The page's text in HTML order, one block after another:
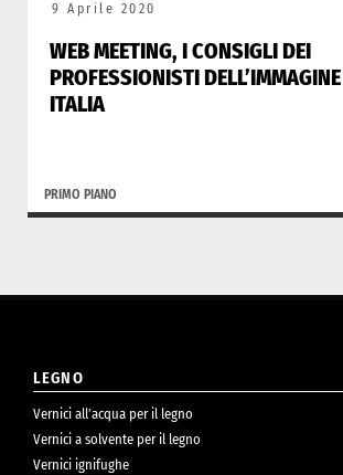
9 Aprile 2020
WEB MEETING, I CONSIGLI DEI
PROFESSIONISTI
ITALIA
PRIMO PIANO
LEGNO
Vernici all’acqua per il legno
Vernici a solvente per il legno
Vernici ignifughe